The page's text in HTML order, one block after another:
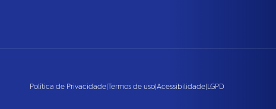
Política de Privacidade|Termos de uso|Acessibilidade|LGPD